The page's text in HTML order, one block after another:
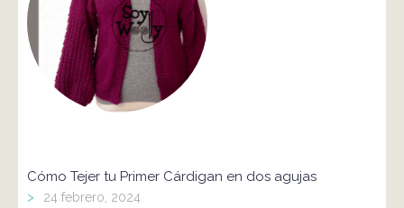
Cómo Tejer tu Primer Cárdigan en dos agujas
> 24 febrero, 2024